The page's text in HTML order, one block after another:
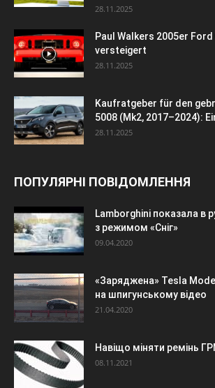
28.11.2025
Paul Walkers 2005er Ford
versteigert
28.11.2025
Kaufratgeber für den
5008 (Mk2, 2017–2024):
28.11.2025
ПОПУЛЯРНІ ПОВІДОМЛЕННЯ
Lamborghini показала в
з режимом «Сніг»
09.04.2020
«Заряджена» Tesla
на шпигунському відео
21.04.2020
Навіщо міняти ремінь
08.11.2021